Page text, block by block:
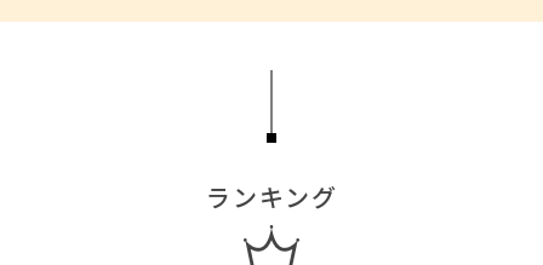
ランキング